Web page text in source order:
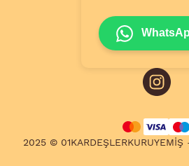
2025 © 01KARDEŞLERKURUYEMİŞ